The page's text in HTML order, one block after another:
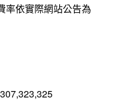
率依實際網站公告為